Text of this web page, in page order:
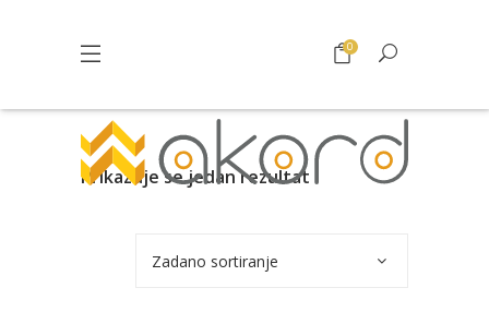
0
Prikazuje se jedan rezultat
Zadano sortiranje